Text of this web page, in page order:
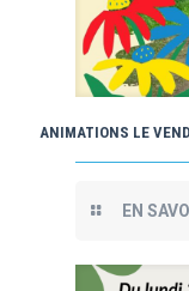
ANIMATIONS LE
EN